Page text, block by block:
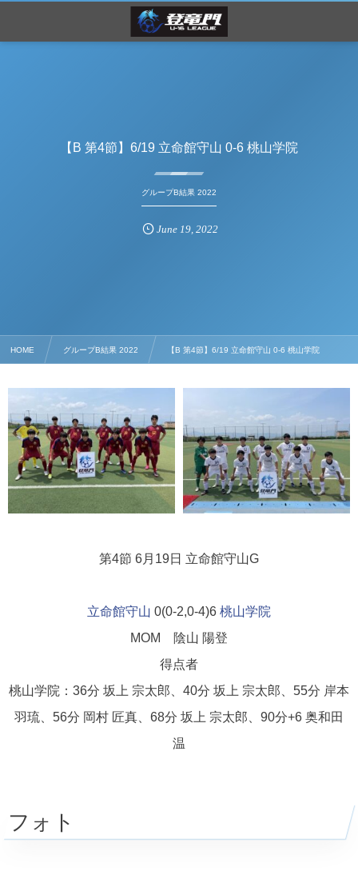
【B 第4節】6/19 立命館守山 0-6 桃山学院
グループB結果 2022
June 19,2022
HOME グループB結果 2022 【B 第4節】6/19 立命館守山 0-6 桃山学院
第4節 6月19日 立命館守山G
立命館守山 0(0-2,0-4)6 桃山学院
MOM 陰山 陽登
得点者
桃山学院：36分 坂上 宗太郎、40分 坂上 宗太郎、55分 岸本
羽琉、56分 岡村 匠真、68分 坂上 宗太郎、90分+6 奥和田
温
フォト